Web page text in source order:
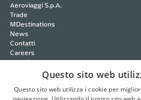
Aeroviaggi S.p.A.
Trade
MDestinations
News
Contatti
Careers
Wedding
Cookie policy
Condizioni Trasparenti
Questo sito web
Questo sito web utilizza i cookie per